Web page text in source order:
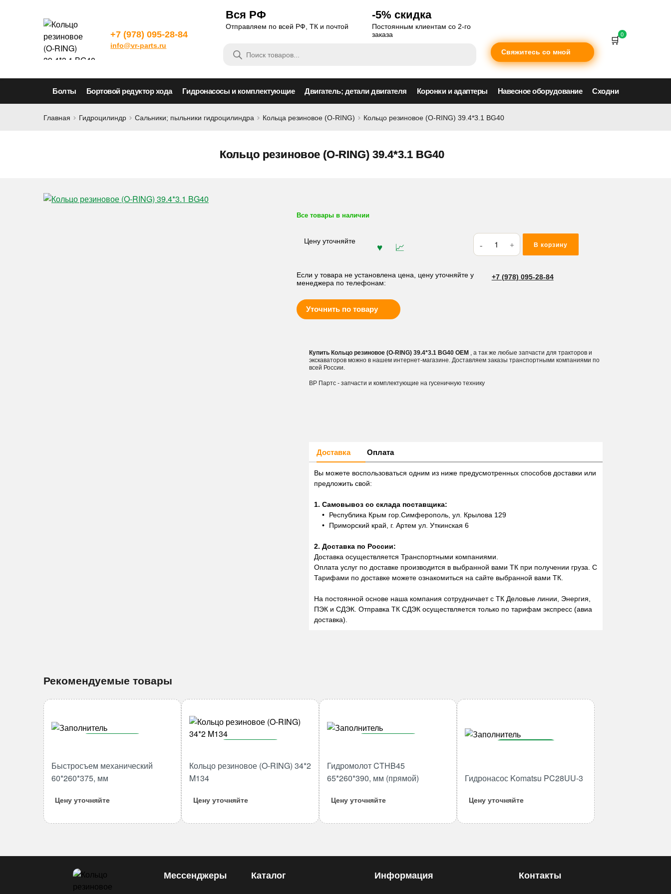
+7 (978) 095-28-84
info@vr-parts.ru
Вся РФ
Отправляем по всей РФ, ТК и почтой
-5% скидка
Постоянным клиентам со 2-го
заказа
товаров Свяжитесь со мной
0
Болты Бортовой редуктор хода Гидронасосы и комплектующие Двигатель; детали двигателя Коронки и адаптеры Навесное оборудование Сходни
Главная Гидроцилиндр Сальники; пыльники гидроцилиндра Кольца резиновое (O-RING) Кольцо резиновое (O-RING) 39.4*3.1 BG40
Кольцо резиновое (O-RING) 39.4*3.1 BG40
Все товары в наличии
Цену уточняйте
Количество
товара
резиновое
В корзину
Если у товара не установлена цена, цену уточняйте у
менеджера по телефонам:
+7 (978) 095-28-84
Уточнить по товару
Купить Кольцо резиновое (O-RING) 39.4*3.1 BG40 OEM , а так же любые запчасти для тракторов и
экскаваторов можно в нашем интернет-магазине. Доставляем заказы транспортными компаниями по
всей России.
ВР Партс - запчасти и комплектующие на гусеничную технику
Доставка Оплата
Вы можете воспользоваться одним из ниже предусмотренных способов доставки или
предложить свой:
1. Самовывоз со склада поставщика:
Республика Крым гор.Симферополь, ул. Крылова 129
Приморский край, г. Артем ул. Уткинская 6
2. Доставка по России:
Доставка осуществляется Транспортными компаниями.
Оплата услуг по доставке производится в выбранной вами ТК при получении груза. С
Тарифами по доставке можете ознакомиться на сайте выбранной вами ТК.
На постоянной основе наша компания сотрудничает с ТК Деловые линии, Энергия,
ПЭК и СДЭК. Отправка ТК СДЭК осуществляется только по тарифам экспресс (авиа
доставка).
Рекомендуемые товары
Количество
товара
Быстросъем механический
60*260*375, мм
Цену уточняйте
Количество
RING)
Кольцо резиновое (O-RING) 34*2
M134
Цену уточняйте
Количество
товара
Гидромолот
Гидромолот CTHB45
65*260*390, мм (прямой)
Цену уточняйте
товара
3
Гидронасос Komatsu PC28UU-3
Цену уточняйте
Мессенджеры Каталог Информация Контакты